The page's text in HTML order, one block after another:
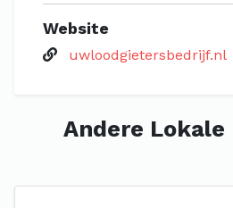
Website
uwloodgietersbedrijf.nl
Andere Lokale